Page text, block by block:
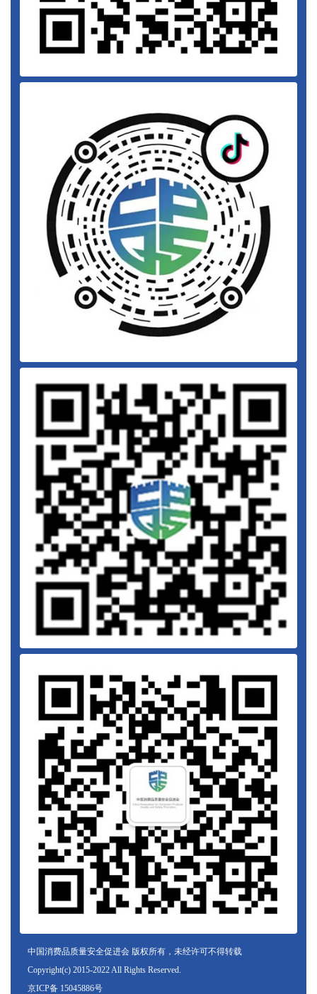
中国消费品质量安全促进会 版权所有，未经许可不得转载
Copyright(c) 2015-2022 All Rights Reserved.
京ICP备 15045886号